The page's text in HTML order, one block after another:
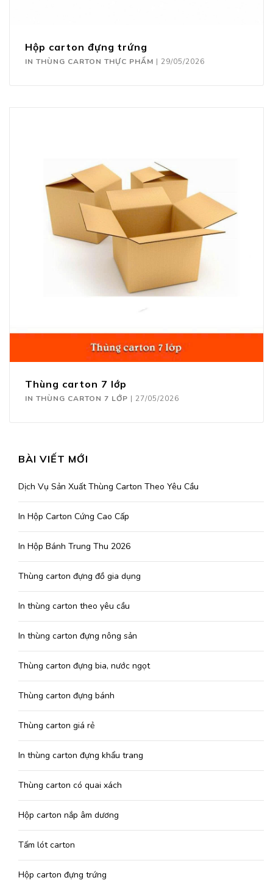
Hộp carton đựng trứng
IN THÙNG CARTON THỰC PHẨM | 29/05/2026
Thùng carton 7 lớp
IN THÙNG CARTON 7 LỚP | 27/05/2026
BÀI VIẾT MỚI
Dịch Vụ Sản Xuất Thùng Carton Theo Yêu Cầu
In Hộp Carton Cứng Cao Cấp
In Hộp Bánh Trung Thu 2026
Thùng carton đựng đồ gia dụng
In thùng carton theo yêu cầu
In thùng carton đựng nông sản
Thùng carton đựng bia, nước ngọt
Thùng carton đựng bánh
Thùng carton giá rẻ
In thùng carton đựng khẩu trang
Thùng carton có quai xách
Hộp carton nắp âm dương
Tấm lót carton
Hộp carton đựng trứng